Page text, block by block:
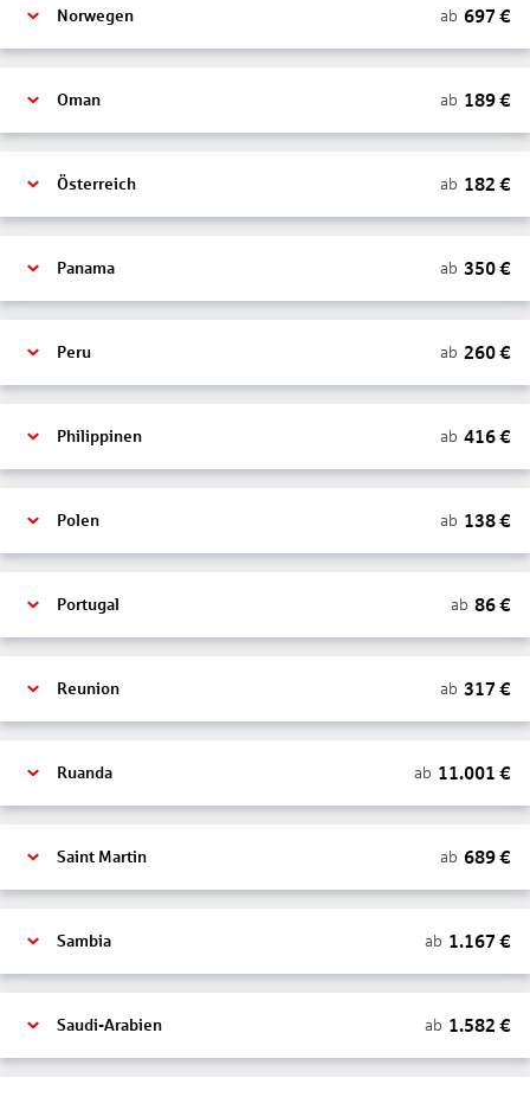
Norwegen ab 697 €
Oman ab 189€
Österreich ab 182 €
Panama ab 350€
Peru ab 260€
Philippinen ab 416€
Polen ab 138€
Portugal ab 86€
Reunion ab 317 €
Ruanda ab 11.001 €
Saint Martin ab 689€
Sambia ab 1.167 €
Saudi-Arabien ab 1.582 €